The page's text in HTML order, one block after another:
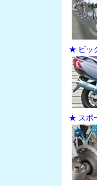
★ ビッ
★ スポ